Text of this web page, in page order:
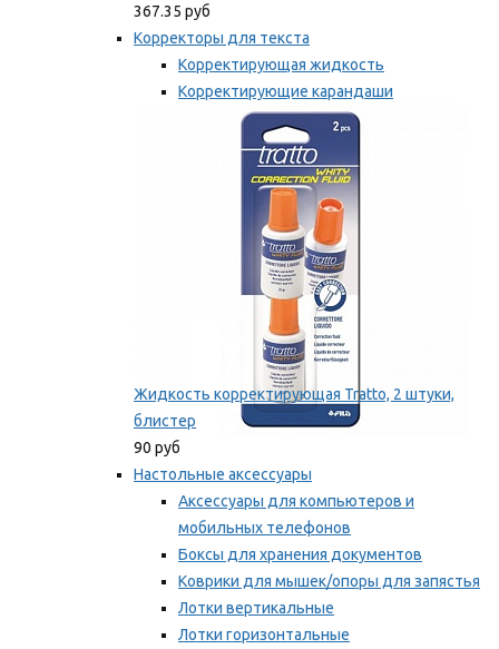
367.35 руб
Корректоры для текста
Корректирующая жидкость
Корректирующие карандаши
Корректирующие ленты
Мы рекомендуем
Жидкость корректирующая Tratto, 2 штуки,
блистер
90 руб
Настольные аксессуары
Аксессуары для компьютеров и
мобильных телефонов
Боксы для хранения документов
Коврики для мышек/опоры для запястья
Лотки вертикальные
Лотки горизонтальные